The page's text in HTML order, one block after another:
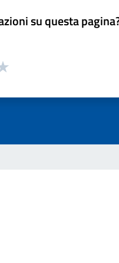
su questa